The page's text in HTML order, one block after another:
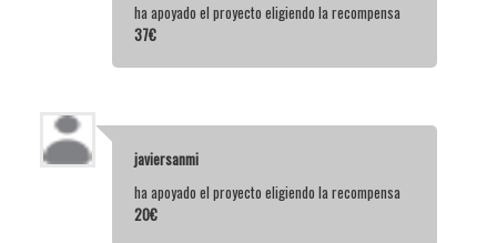
ha apoyado el proyecto eligiendo la recompensa
37€
javiersanmi
ha apoyado el proyecto eligiendo la recompensa
20€